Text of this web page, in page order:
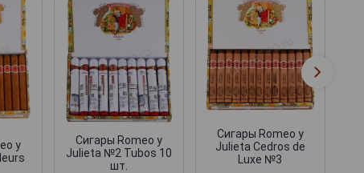
y
Сигары Romeo y
Julieta №2 Tubos 10
шт.
Сигары Romeo y
Julieta Cedros de
Luxe №3